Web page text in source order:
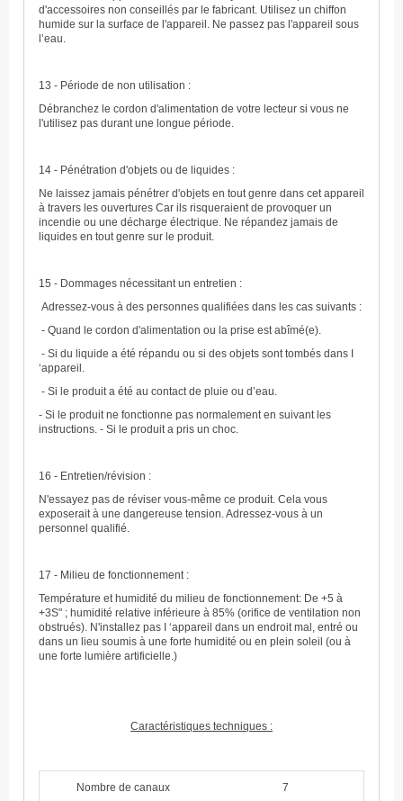
d'accessoires non conseillés par le fabricant. Utilisez un chiffon
humide sur la surface de l'appareil. Ne passez pas l'appareil sous
l’eau.
13 - Période de non utilisation :
Débranchez le cordon d'alimentation de votre lecteur si vous ne
l'utilisez pas durant une longue période.
14 - Pénétration d'objets ou de liquides :
Ne laissez jamais pénétrer d'objets en tout genre dans cet appareil
à travers les ouvertures Car ils risqueraient de provoquer un
incendie ou une décharge électrique. Ne répandez jamais de
liquides en tout genre sur le produit.
15 - Dommages nécessitant un entretien :
Adressez-vous à des personnes qualifiées dans les cas suivants :
- Quand le cordon d'alimentation ou la prise est abîmé(e).
- Si du liquide a été répandu ou si des objets sont tombés dans I
‘appareil.
- Si le produit a été au contact de pluie ou d’eau.
- Si le produit ne fonctionne pas normalement en suivant les
instructions. - Si le produit a pris un choc.
16 - Entretien/révision :
N'essayez pas de réviser vous-même ce produit. Cela vous
exposerait à une dangereuse tension. Adressez-vous à un
personnel qualifié.
17 - Milieu de fonctionnement :
Température et humidité du milieu de fonctionnement: De +5 à
+3S" ; humidité relative inférieure à 85% (orifice de ventilation non
obstrués). N'installez pas I ‘appareil dans un endroit mal, entré ou
dans un lieu soumis à une forte humidité ou en plein soleil (ou à
une forte lumière artificielle.)
Caractéristiques techniques :
Nombre de canaux 7